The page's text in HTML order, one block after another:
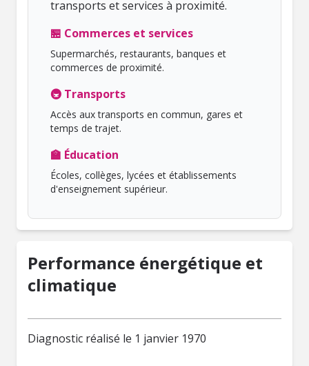
transports et services à proximité.
🏪 Commerces et services
Supermarchés, restaurants, banques et
commerces de proximité.
🚇 Transports
Accès aux transports en commun, gares et
temps de trajet.
🏫 Éducation
Écoles, collèges, lycées et établissements
d'enseignement supérieur.
Performance énergétique et
climatique
Diagnostic réalisé le 1 janvier 1970